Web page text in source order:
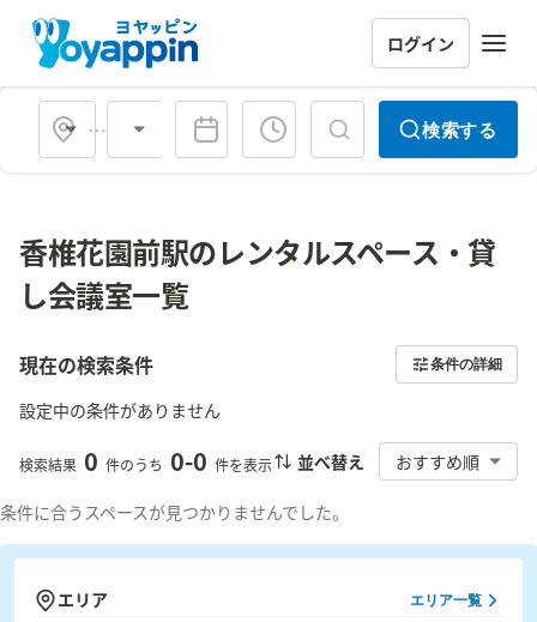
ログイン
会場タイプ 検索する
香椎花園前駅のレンタルスペース・貸
し会議室一覧
現在の検索条件 条件の詳細
設定中の条件がありません
検索結果 0 件のうち 0-0 件を表示 並べ替え おすすめ順
条件に合うスペースが見つかりませんでした。
エリア エリア一覧